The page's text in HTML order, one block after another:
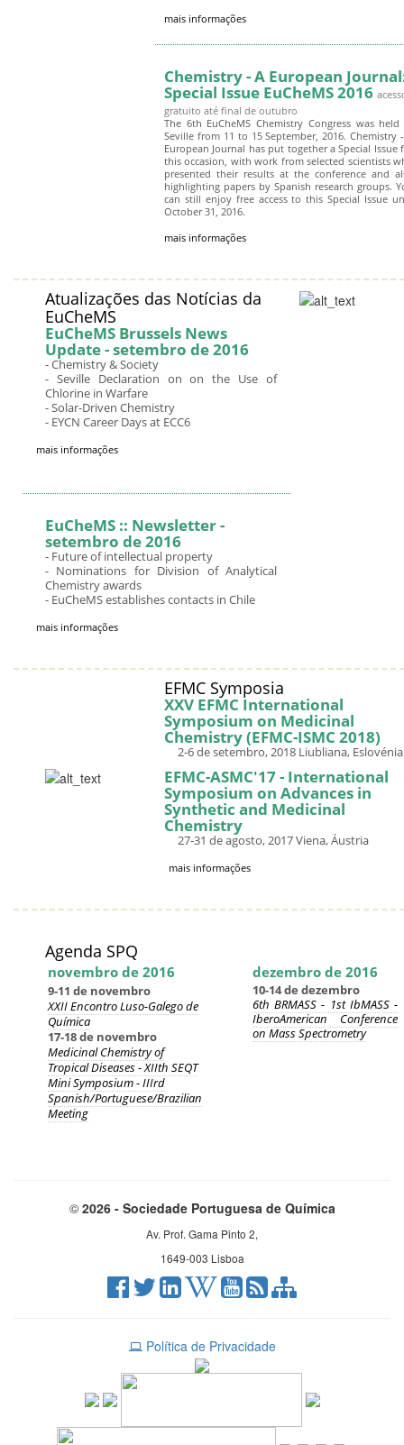
mais informações
Chemistry - A European
Special Issue EuCheMS 2016
gratuito até final de outubro
The 6th EuCheMS Chemistry Congress was
Seville from 11 to 15 September, 2016. Chemistry
European Journal has put together a Special Issue
this occasion, with work from selected scientists
presented their results at the conference and
highlighting papers by Spanish research groups.
can still enjoy free access to this Special Issue
October 31, 2016.
mais informações
Atualizações das Notícias da
EuCheMS
EuCheMS Brussels News
Update - setembro de 2016
- Chemistry & Society
- Seville Declaration on on the Use of
Chlorine in Warfare
- Solar-Driven Chemistry
- EYCN Career Days at ECC6
mais informações
EuCheMS :: Newsletter -
setembro de 2016
- Future of intellectual property
- Nominations for Division of Analytical
Chemistry awards
- EuCheMS establishes contacts in Chile
mais informações
EFMC Symposia
XXV EFMC International
Symposium on Medicinal
Chemistry (EFMC-ISMC 2018)
2-6 de setembro, 2018 Liubliana, Eslovénia
EFMC-ASMC'17 - International
Symposium on Advances in
Synthetic and Medicinal
Chemistry
27-31 de agosto, 2017 Viena, Áustria
mais informações
Agenda SPQ
novembro de 2016
9-11 de novembro
XXII Encontro Luso-Galego de
Química
17-18 de novembro
Medicinal Chemistry of
Tropical Diseases - XIIth SEQT
Mini Symposium - IIIrd
Spanish/Portuguese/Brazilian
Meeting
dezembro de 2016
10-14 de dezembro
6th BRMASS - 1st IbMASS -
IberoAmerican Conference
on Mass Spectrometry
© 2026 - Sociedade Portuguesa de Química
Av. Prof. Gama Pinto 2,
1649-003 Lisboa
Política de Privacidade